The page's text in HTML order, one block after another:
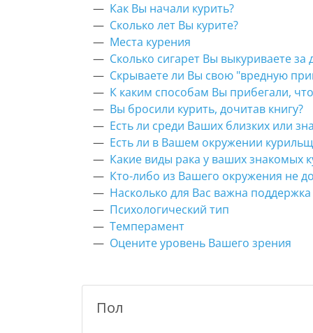
Как Вы начали курить?
Сколько лет Вы курите?
Места курения
Сколько сигарет Вы выкуриваете за
Скрываете ли Вы свою "вредную
К каким способам Вы прибегали,
Вы бросили курить, дочитав книгу?
Есть ли среди Ваших близких или
Есть ли в Вашем окружении
Какие виды рака у ваших знакомых
Кто-либо из Вашего окружения не
Насколько для Вас важна
Психологический тип
Темперамент
Оцените уровень Вашего зрения
Пол